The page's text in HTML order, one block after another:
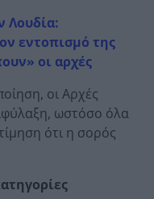
Λουδία:
εντοπισμό της
οι αρχές
οι Αρχές
ωστόσο όλα
ότι η σορός